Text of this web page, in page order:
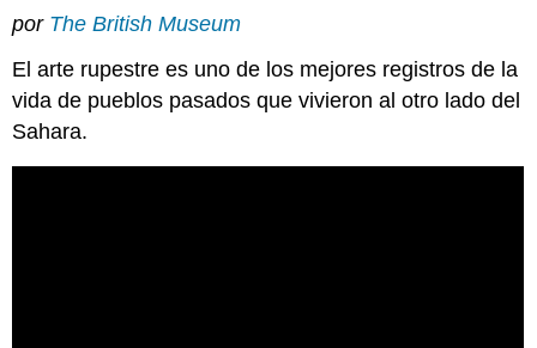
por The British Museum
El arte rupestre es uno de los mejores registros de la
vida de pueblos pasados que vivieron al otro lado del
Sahara.